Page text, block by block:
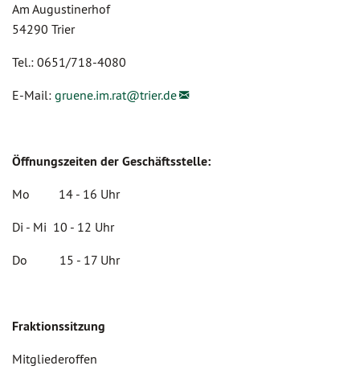
Am Augustinerhof
54290 Trier
Tel.: 0651/718-4080
E-Mail: gruene.im.rat@trier.de
Öffnungszeiten der Geschäftsstelle:
Mo 14 - 16 Uhr
Di - Mi 10 - 12 Uhr
Do 15 - 17 Uhr
Fraktionssitzung
Mitgliederoffen